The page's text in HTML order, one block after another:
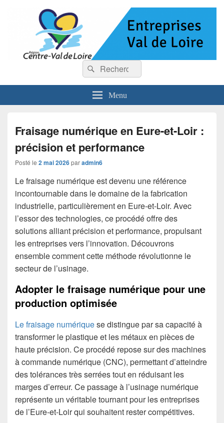
Entreprises Val de Loire
Recherche :
Rechercher
Menu
Fraisage numérique en Eure-et-Loir :
précision et performance
Posté le 2 mai 2026paradmin6
Le fraisage numérique est devenu une référence
incontournable dans le domaine de la fabrication
industrielle, particulièrement en Eure-et-Loir. Avec
l’essor des technologies, ce procédé offre des
solutions alliant précision et performance, propulsant
les entreprises vers l’innovation. Découvrons
ensemble comment cette méthode révolutionne le
secteur de l’usinage.
Adopter le fraisage numérique pour une
production optimisée
Le fraisage numériquese distingue par sa capacité à
transformer le plastique et les métaux en pièces de
haute précision. Ce procédé repose sur des machines
à commande numérique (CNC), permettant d’atteindre
des tolérances très serrées tout en réduisant les
marges d’erreur. Ce passage à l’usinage numérique
représente un véritable tournant pour les entreprises
de l’Eure-et-Loir qui souhaitent rester compétitives.